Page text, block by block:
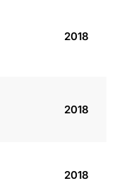
2018
2018
2018